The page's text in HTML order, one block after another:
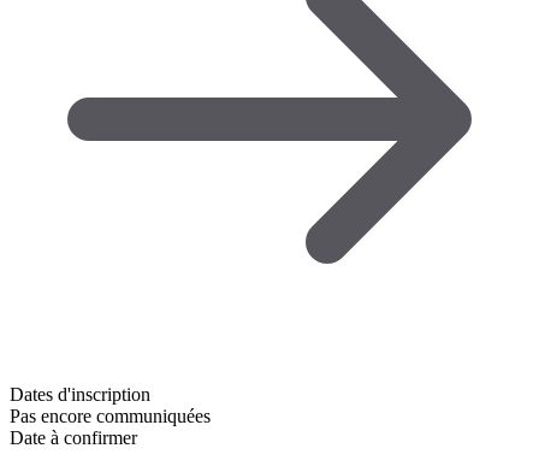
Dates d'inscription
Pas encore communiquées
Date à confirmer